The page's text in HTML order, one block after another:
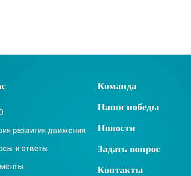
развития движения
и ответы
Команда
Наши победы
Новости
Задать вопрос
Контакты